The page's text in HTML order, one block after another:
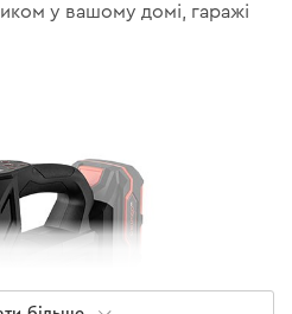
у вашому домі, гаражі